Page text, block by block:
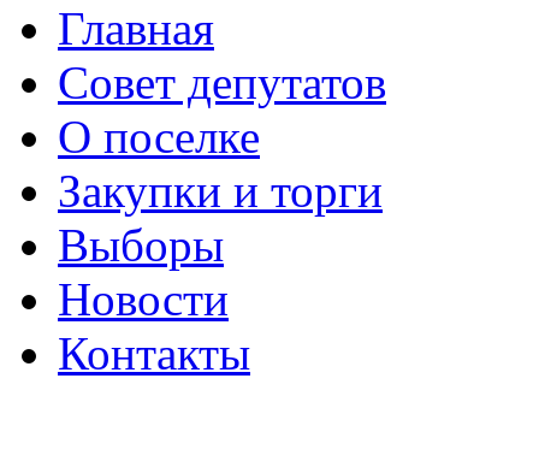
Главная
Совет депутатов
О поселке
Закупки и торги
Выборы
Новости
Контакты